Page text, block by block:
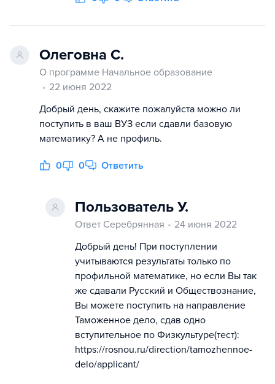
Олеговна С.
О программе Начальное образование
22 июня 2022
Добрый день, скажите пожалуйста можно ли
поступить в ваш ВУЗ если сдавли базовую
математику? А не профиль.
0 0 Ответить
Пользователь У.
Ответ Серебрянная
24 июня 2022
Добрый день! При поступлении
учитываются результаты только по
профильной математике, но если Вы так
же сдавали Русский и Обществознание,
Вы можете поступить на направление
Таможенное дело, сдав одно
вступительное по Физкультуре(тест):
https://rosnou.ru/direction/tamozhennoe-
delo/applicant/